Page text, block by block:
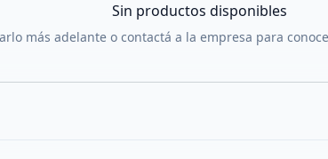
Sin productos disponibles
más adelante o contactá a la empresa para